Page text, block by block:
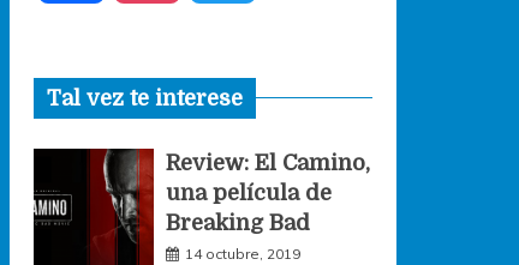
c
e
b
s
t
a
i
t
t
Tal vez te interese
Review: El Camino,
una película de
Breaking Bad
14 octubre, 2019